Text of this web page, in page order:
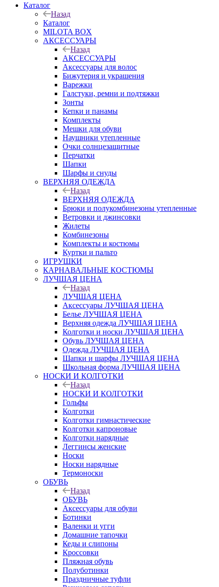
Каталог
Назад
Каталог
MILOTA BOX
АКСЕССУАРЫ
Назад
АКСЕССУАРЫ
Аксессуары для волос
Бижутерия и украшения
Варежки
Галстуки, ремни и подтяжки
Зонты
Кепки и панамы
Комплекты
Мешки для обуви
Наушники утепленные
Очки солнцезащитные
Перчатки
Шапки
Шарфы и снуды
ВЕРХНЯЯ ОДЕЖДА
Назад
ВЕРХНЯЯ ОДЕЖДА
Брюки и полукомбинезоны утепленные
Ветровки и джинсовки
Жилеты
Комбинезоны
Комплекты и костюмы
Куртки и пальто
ИГРУШКИ
КАРНАВАЛЬНЫЕ КОСТЮМЫ
ЛУЧШАЯ ЦЕНА
Назад
ЛУЧШАЯ ЦЕНА
Аксессуары ЛУЧШАЯ ЦЕНА
Белье ЛУЧШАЯ ЦЕНА
Верхняя одежда ЛУЧШАЯ ЦЕНА
Колготки и носки ЛУЧШАЯ ЦЕНА
Обувь ЛУЧШАЯ ЦЕНА
Одежда ЛУЧШАЯ ЦЕНА
Шапки и шарфы ЛУЧШАЯ ЦЕНА
Школьная форма ЛУЧШАЯ ЦЕНА
НОСКИ И КОЛГОТКИ
Назад
НОСКИ И КОЛГОТКИ
Гольфы
Колготки
Колготки гимнастические
Колготки капроновые
Колготки нарядные
Леггинсы женские
Носки
Носки нарядные
Термоноски
ОБУВЬ
Назад
ОБУВЬ
Аксессуары для обуви
Ботинки
Валенки и угги
Домашние тапочки
Кеды и слипоны
Кроссовки
Пляжная обувь
Полуботинки
Праздничные туфли